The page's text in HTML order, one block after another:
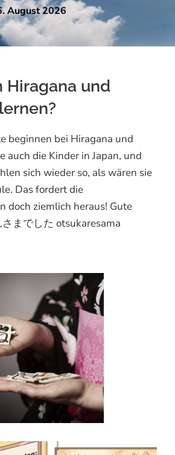
August 2026
Hiragana und
beginnen bei Hiragana und
auch die Kinder in Japan, und
sich wieder so, als wären sie
Das fordert die
doch ziemlich heraus! Gute
までした otsukaresama